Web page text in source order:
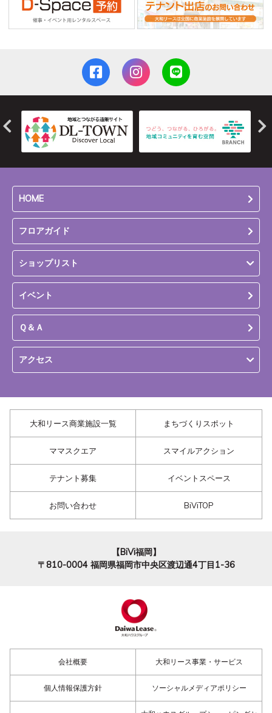
HOME
フロアガイド
ショップリスト
イベント
Ｑ＆Ａ
アクセス
大和リース商業施設一覧 まちづくりスポット
ママスクエア スマイルアクション
テナント募集 イベントスペース
お問い合わせ BiViTOP
【BiVi福岡】
〒810-0004 福岡県福岡市中央区渡辺通4丁目1-36
会社概要 大和リース事業・サービス
個人情報保護方針 ソーシャルメディアポリシー